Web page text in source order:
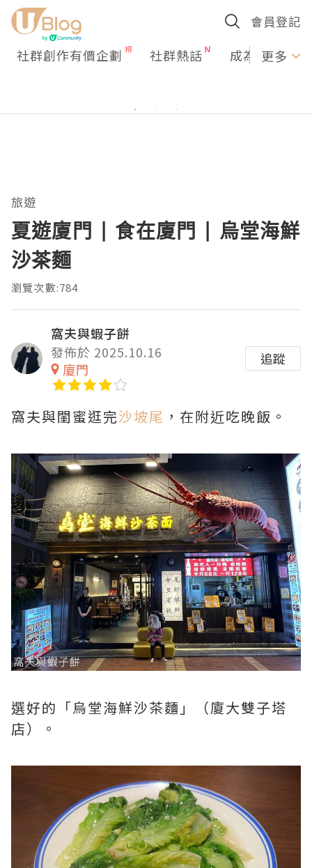
會員登記
社群創作有價企劃 社群熱話 成為U更多
旅遊
夏遊廈門 | 食在廈門 | 烏堂海鮮
沙茶麵
瀏覽次數:784
窩夫與蝦子餅
發佈於 2025.10.16
廈門
追蹤
窩夫與閨蜜逛完沙坡尾 ，在附近吃晚飯。
選好的「烏堂海鮮沙茶麵」（廈大雙子塔
店）。